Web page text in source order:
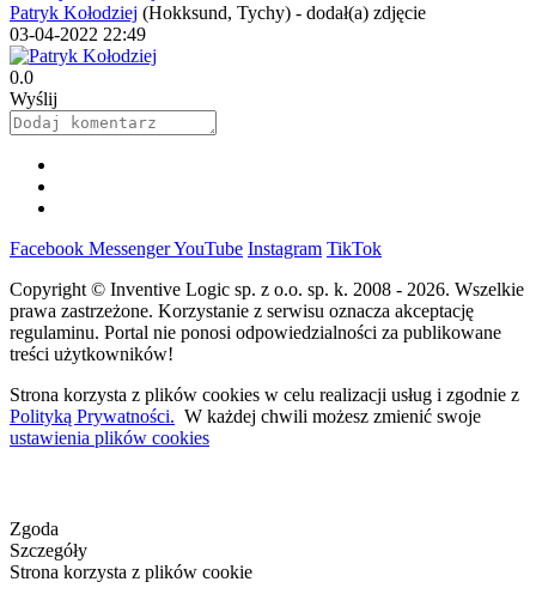
Patryk Kołodziej (Hokksund, Tychy) - dodał(a) zdjęcie
03-04-2022 22:49
0.0
Wyślij
Facebook MessengerYouTube Instagram TikTok
Copyright © Inventive Logic sp. z o.o. sp. k. 2008 - 2026. Wszelkie
prawa zastrzeżone. Korzystanie z serwisu oznacza akceptację
regulaminu. Portal nie ponosi odpowiedzialności za publikowane
treści użytkowników!
Strona korzysta z plików cookies w celu realizacji usług i zgodnie z
Polityką Prywatności. W każdej chwili możesz zmienić swoje
ustawienia plików cookies
Zgoda
Szczegóły
Strona korzysta z plików cookie